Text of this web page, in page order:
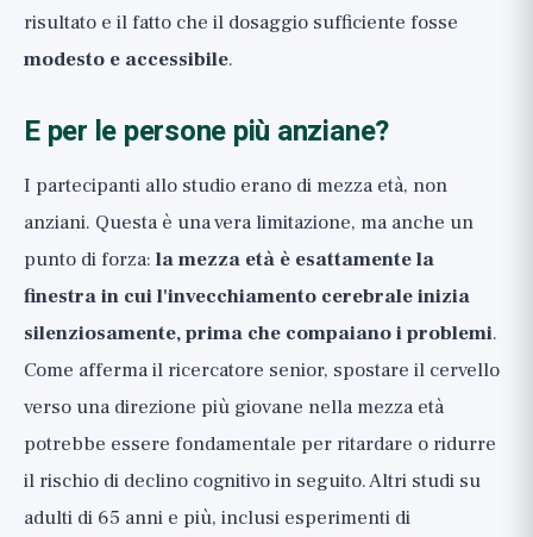
risultato e il fatto che il dosaggio sufficiente fosse
modesto e accessibile.
E per le persone più anziane?
I partecipanti allo studio erano di mezza età, non
anziani. Questa è una vera limitazione, ma anche un
punto di forza: la mezza età è esattamente la
finestra in cui l'invecchiamento cerebrale inizia
silenziosamente, prima che compaiano i problemi.
Come afferma il ricercatore senior, spostare il cervello
verso una direzione più giovane nella mezza età
potrebbe essere fondamentale per ritardare o ridurre
il rischio di declino cognitivo in seguito. Altri studi su
adulti di 65 anni e più, inclusi esperimenti di